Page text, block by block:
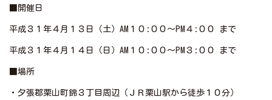
■開催日
平成３１年４月１３日（土）AM１０:００～PM４:００ まで
平成３１年４月１４日（日）AM１０:００～PM３:００ まで
■場所
・夕張郡栗山町錦３丁目周辺（ＪＲ栗山駅から徒歩１０分）